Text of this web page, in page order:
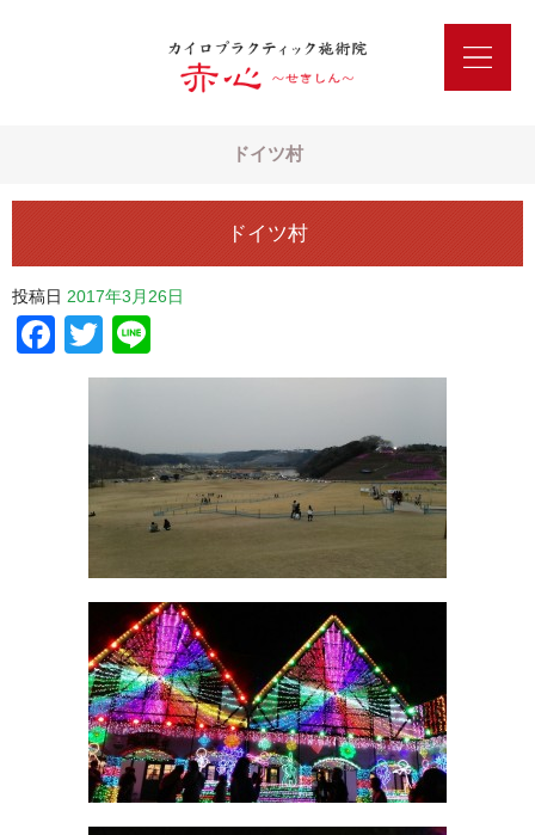
ドイツ村
ドイツ村
投稿日 2017年3月26日
Facebook
Twitter